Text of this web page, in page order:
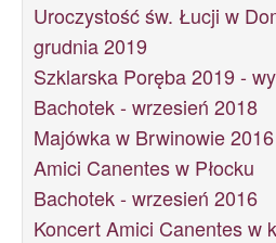
Uroczystość św. Łucji w
grudnia 2019
Szklarska Poręba 2019 -
Bachotek - wrzesień 2018
Majówka w Brwinowie 2016
Amici Canentes w Płocku
Bachotek - wrzesień 2016
Koncert Amici Canentes w